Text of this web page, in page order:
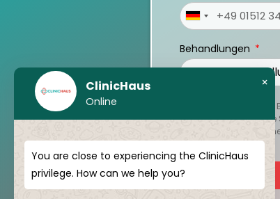
Germany
Behandlungen
Um Ihren
oder Berichte hoch, die
Reise besser zu
ClinicHaus
Online
×
You are close to experiencing the ClinicHaus
privilege. How can we help you?